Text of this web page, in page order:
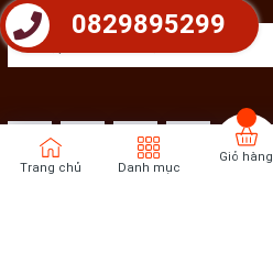
Trang chủ Danh mục
Giỏ hàng
0829895299